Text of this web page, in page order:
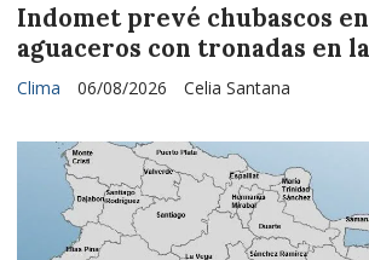
Indomet prevé chubascos
aguaceros con tronadas en
Celia Santana
Clima 06/08/2026